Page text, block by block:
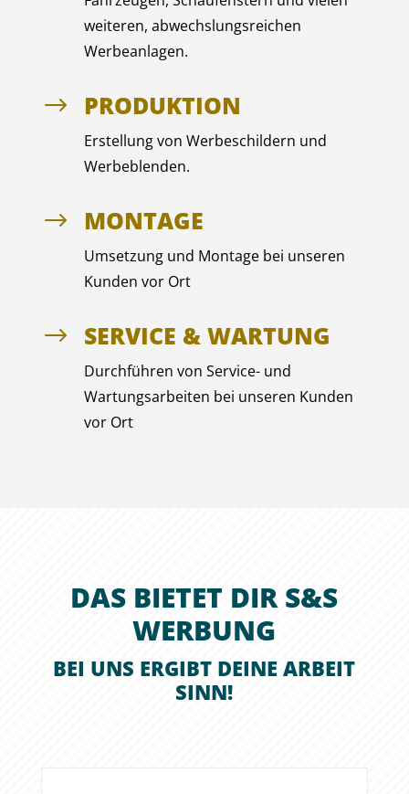
weiteren, abwechslungsreichen
Werbeanlagen.
$ PRODUKTION
Erstellung von Werbeschildern und
Werbeblenden.
$ MONTAGE
Umsetzung und Montage bei unseren
Kunden vor Ort
$ SERVICE & WARTUNG
Durchführen von Service- und
Wartungsarbeiten bei unseren Kunden
vor Ort
DAS BIETET DIR S&S
WERBUNG
BEI UNS ERGIBT DEINE ARBEIT
SINN!